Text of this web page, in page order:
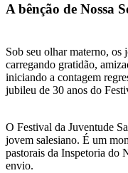
A bênção de Nossa
Sob seu olhar materno, os
carregando gratidão,
iniciando a contagem
jubileu de 30 anos do
O Festival da Juventude
jovem salesiano. É um
pastorais da Inspetoria do
envio.